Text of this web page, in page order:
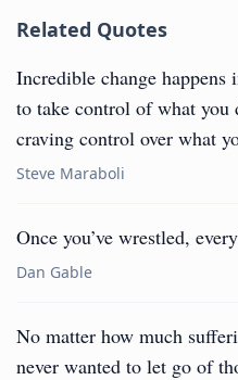
Related Quotes
Incredible change
to take control of what you
craving control over what
Steve Maraboli
Once you’ve wrestled,
Dan Gable
No matter how much
never wanted to let go of